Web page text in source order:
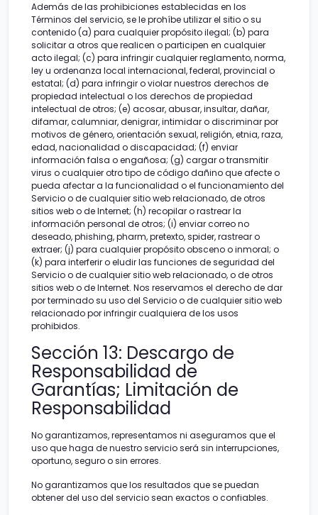
Además de las prohibiciones establecidas en los
Términos del servicio, se le prohíbe utilizar el sitio o su
contenido (a) para cualquier propósito ilegal; (b) para
solicitar a otros que realicen o participen en cualquier
acto ilegal; (c) para infringir cualquier reglamento, norma,
ley u ordenanza local internacional, federal, provincial o
estatal; (d) para infringir o violar nuestros derechos de
propiedad intelectual o los derechos de propiedad
intelectual de otros; (e) acosar, abusar, insultar, dañar,
difamar, calumniar, denigrar, intimidar o discriminar por
motivos de género, orientación sexual, religión, etnia, raza,
edad, nacionalidad o discapacidad; (f) enviar
información falsa o engañosa; (g) cargar o transmitir
virus o cualquier otro tipo de código dañino que afecte o
pueda afectar a la funcionalidad o el funcionamiento del
Servicio o de cualquier sitio web relacionado, de otros
sitios web o de Internet; (h) recopilar o rastrear la
información personal de otros; (i) enviar correo no
deseado, phishing, pharm, pretexto, spider, rastrear o
extraer; (j) para cualquier propósito obsceno o inmoral; o
(k) para interferir o eludir las funciones de seguridad del
Servicio o de cualquier sitio web relacionado, o de otros
sitios web o de Internet. Nos reservamos el derecho de dar
por terminado su uso del Servicio o de cualquier sitio web
relacionado por infringir cualquiera de los usos
prohibidos.
Sección 13: Descargo de
Responsabilidad de
Garantías; Limitación de
Responsabilidad
No garantizamos, representamos ni aseguramos que el
uso que haga de nuestro servicio será sin interrupciones,
oportuno, seguro o sin errores.
No garantizamos que los resultados que se puedan
obtener del uso del servicio sean exactos o confiables.